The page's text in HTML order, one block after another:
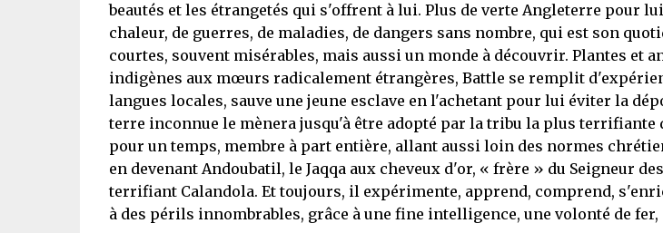
beautés et les étrangetés qui s'offrent à lui. Plus de verte Angleterre pour
chaleur, de guerres, de maladies, de dangers sans nombre, qui est son
courtes, souvent misérables, mais aussi un monde à découvrir. Plantes et
indigènes aux mœurs radicalement étrangères, Battle se remplit
langues locales, sauve une jeune esclave en l'achetant pour lui éviter la
terre inconnue le mènera jusqu'à être adopté par la tribu la plus terrifiante
pour un temps, membre à part entière, allant aussi loin des normes
en devenant Andoubatil, le Jaqqa aux cheveux d'or, « frère » du Seigneur
terrifiant Calandola. Et toujours, il expérimente, apprend, comprend,
à des périls innombrables, grâce à une fine intelligence, une volonté de